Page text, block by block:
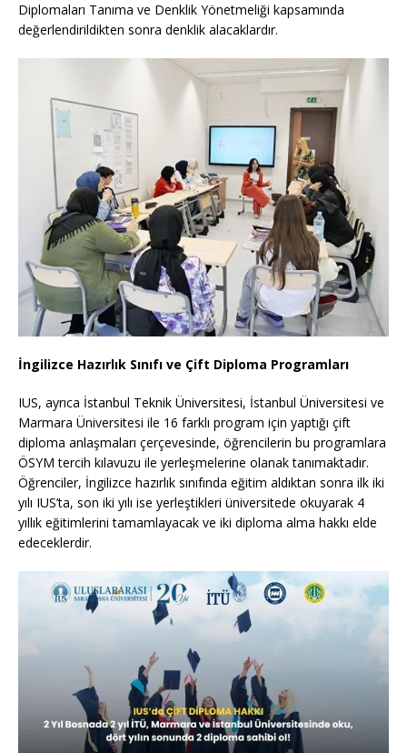
Diplomaları Tanıma ve Denklik Yönetmeliği kapsamında
değerlendirildikten sonra denklik alacaklardır.
İngilizce Hazırlık Sınıfı ve Çift Diploma Programları
IUS, ayrıca İstanbul Teknik Üniversitesi, İstanbul Üniversitesi ve
Marmara Üniversitesi ile 16 farklı program için yaptığı çift
diploma anlaşmaları çerçevesinde, öğrencilerin bu programlara
ÖSYM tercih kılavuzu ile yerleşmelerine olanak tanımaktadır.
Öğrenciler, İngilizce hazırlık sınıfında eğitim aldıktan sonra ilk iki
yılı IUS’ta, son iki yılı ise yerleştikleri üniversitede okuyarak 4
yıllık eğitimlerini tamamlayacak ve iki diploma alma hakkı elde
edeceklerdir.